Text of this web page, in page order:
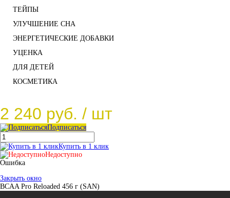
ТЕЙПЫ
УЛУЧШЕНИЕ СНА
ЭНЕРГЕТИЧЕСКИЕ ДОБАВКИ
УЦЕНКА
ДЛЯ ДЕТЕЙ
КОСМЕТИКА
2 240 руб. / шт
Подписаться
Купить в 1 клик
Недоступно
Ошибка
Закрыть окно
BCAA Pro Reloaded 456 г (SAN)